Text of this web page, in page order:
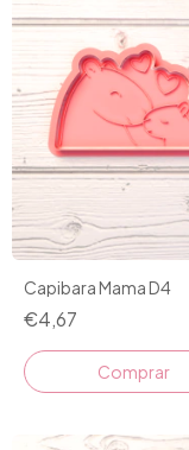
Capibara Mama D4
€4,67
Comprar